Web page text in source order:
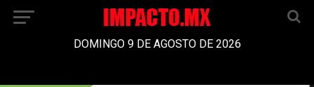
DOMINGO 9 DE AGOSTO DE 2026